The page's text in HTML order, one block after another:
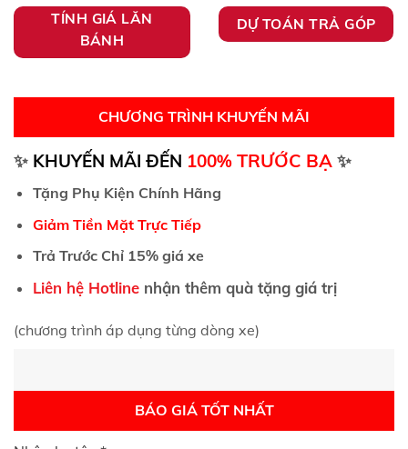
TÍNH GIÁ LĂN
BÁNH
DỰ TOÁN TRẢ GÓP
CHƯƠNG TRÌNH KHUYẾN MÃI
✨ KHUYẾN MÃI ĐẾN 100% TRƯỚC BẠ ✨
Tặng Phụ Kiện Chính Hãng
Giảm Tiền Mặt Trực Tiếp
Trả Trước Chỉ 15% giá xe
Liên hệ Hotlinenhận thêm quà tặng giá trị
(chương trình áp dụng từng dòng xe)
BÁO GIÁ TỐT NHẤT